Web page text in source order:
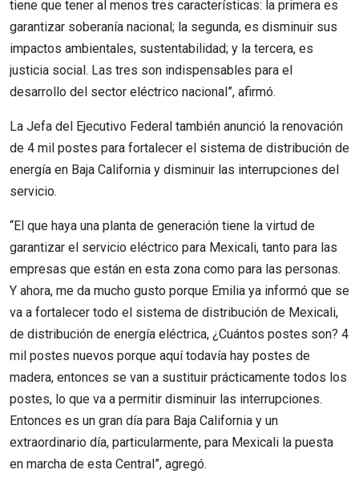
tiene que tener al menos tres características: la primera es
garantizar soberanía nacional; la segunda, es disminuir sus
impactos ambientales, sustentabilidad; y la tercera, es
justicia social. Las tres son indispensables para el
desarrollo del sector eléctrico nacional”, afirmó.
La Jefa del Ejecutivo Federal también anunció la renovación
de 4 mil postes para fortalecer el sistema de distribución de
energía en Baja California y disminuir las interrupciones del
servicio.
“El que haya una planta de generación tiene la virtud de
garantizar el servicio eléctrico para Mexicali, tanto para las
empresas que están en esta zona como para las personas.
Y ahora, me da mucho gusto porque Emilia ya informó que se
va a fortalecer todo el sistema de distribución de Mexicali,
de distribución de energía eléctrica, ¿Cuántos postes son? 4
mil postes nuevos porque aquí todavía hay postes de
madera, entonces se van a sustituir prácticamente todos los
postes, lo que va a permitir disminuir las interrupciones.
Entonces es un gran día para Baja California y un
extraordinario día, particularmente, para Mexicali la puesta
en marcha de esta Central”, agregó.